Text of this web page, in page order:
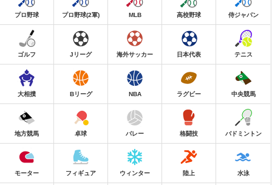
プロ野球 プロ野球(2軍) MLB 高校野球 侍ジャパン
ゴルフ Jリーグ 海外サッカー 日本代表 テニス
大相撲 Bリーグ NBA ラグビー 中央競馬
地方競馬 卓球 バレー 格闘技 バドミントン
モーター フィギュア ウィンター 陸上 水泳